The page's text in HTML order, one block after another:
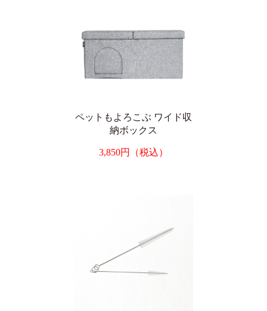
ペットもよろこぶ ワイド収
納ボックス
3,850円（税込）